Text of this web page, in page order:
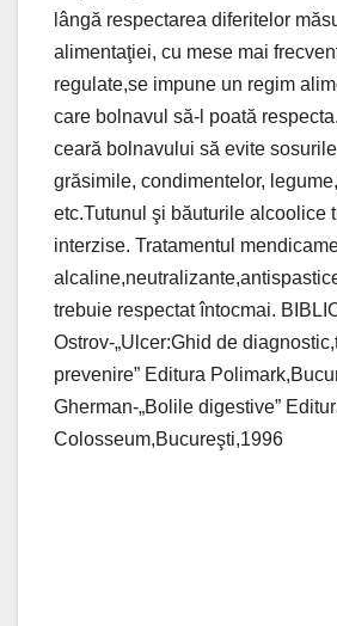
lângă respectarea diferitelor
alimentaţiei, cu mese mai
regulate,se impune un regim
care bolnavul să-l poată
ceară bolnavului să evite
grăsimile, condimentelor,
etc.Tutunul şi băuturile alcoolice
interzise. Tratamentul
trebuie respectat întocmai.
Ostrov-„Ulcer:Ghid de
prevenire” Editura
Gherman-„Bolile digestive”
Colosseum,Bucureşti,1996